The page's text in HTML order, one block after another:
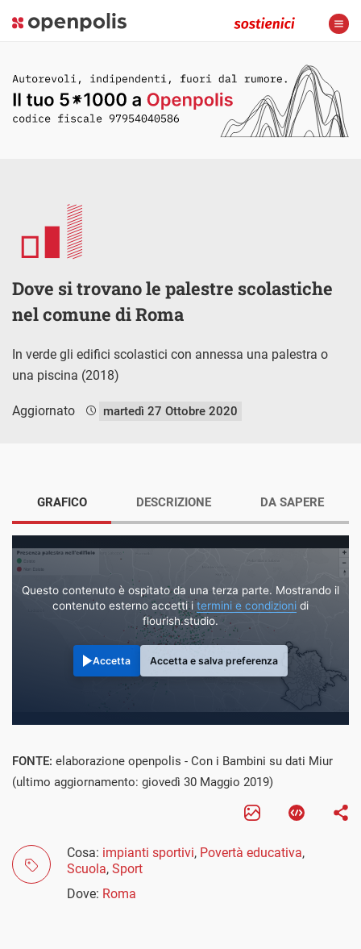
Dove si trovano le palestre scolastiche
nel comune di Roma
In verde gli edifici scolastici con annessa una palestra o
una piscina (2018)
Aggiornato martedì 27 Ottobre 2020
GRAFICO
Questo contenuto è ospitato da una terza parte. Mostrando il
contenuto esterno accetti i termini e condizioni di
flourish.studio.
Accetta Accetta e salva preferenza
DESCRIZIONE DA SAPERE
FONTE: elaborazione openpolis - Con i Bambini su dati Miur
(ultimo aggiornamento: giovedì 30 Maggio 2019)
Cosa: impianti sportivi, Povertà educativa,
Scuola, Sport
Dove: Roma